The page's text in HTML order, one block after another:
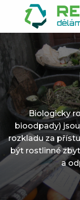
Biologicky
bioodpady)
rozkladu za
být rostlinné
a